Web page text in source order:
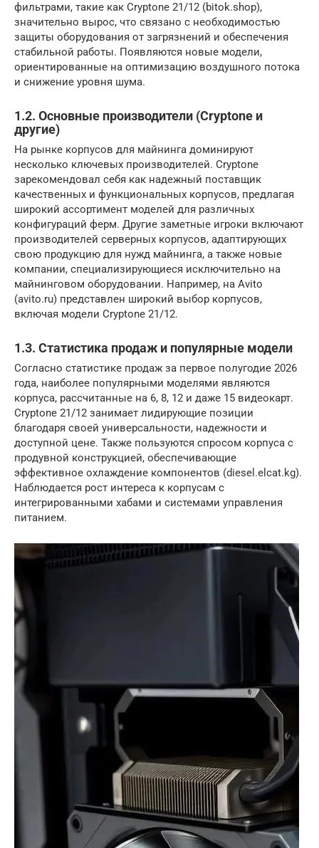
фильтрами, такие как Cryptone 21/12 (bitok.shop),
значительно вырос, что связано с необходимостью
защиты оборудования от загрязнений и обеспечения
стабильной работы. Появляются новые модели,
ориентированные на оптимизацию воздушного потока
и снижение уровня шума.
1.2. Основные производители (Cryptone и
другие)
На рынке корпусов для майнинга доминируют
несколько ключевых производителей. Cryptone
зарекомендовал себя как надежный поставщик
качественных и функциональных корпусов, предлагая
широкий ассортимент моделей для различных
конфигураций ферм. Другие заметные игроки включают
производителей серверных корпусов, адаптирующих
свою продукцию для нужд майнинга, а также новые
компании, специализирующиеся исключительно на
майнинговом оборудовании. Например, на Avito
(avito.ru) представлен широкий выбор корпусов,
включая модели Cryptone 21/12.
1.3. Статистика продаж и популярные модели
Согласно статистике продаж за первое полугодие 2026
года, наиболее популярными моделями являются
корпуса, рассчитанные на 6, 8, 12 и даже 15 видеокарт.
Cryptone 21/12 занимает лидирующие позиции
благодаря своей универсальности, надежности и
доступной цене. Также пользуются спросом корпуса с
продувной конструкцией, обеспечивающие
эффективное охлаждение компонентов (diesel.elcat.kg).
Наблюдается рост интереса к корпусам с
интегрированными хабами и системами управления
питанием.